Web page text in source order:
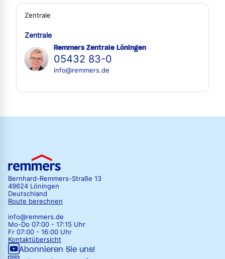
Zentrale
Zentrale
Remmers Zentrale Löningen
05432 83-0
info@remmers.de
Bernhard-Remmers-Straße 13
49624 Löningen
Deutschland
Route berechnen
info@remmers.de
Mo-Do 07:00 - 17:15 Uhr
Fr 07:00 - 16:00 Uhr
Kontaktübersicht
Abonnieren Sie uns!